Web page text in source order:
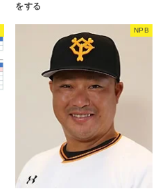
をする
NPB